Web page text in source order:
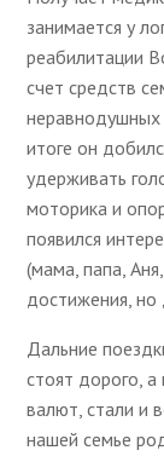
занимается у
реабилитации
счет средств
итоге он
удерживать
моторика и
появился
(мама, папа,
достижения, но
Дальние
стоят дорого,
валют, стали и
нашей семье